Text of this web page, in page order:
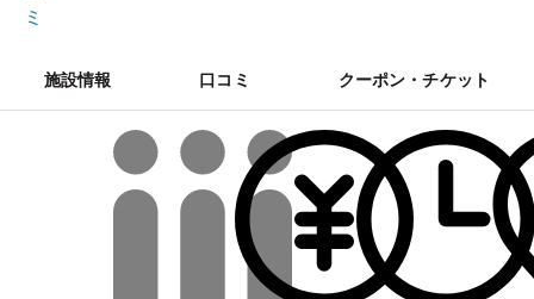
ミ
施設情報 口コミ クーポン・チケット